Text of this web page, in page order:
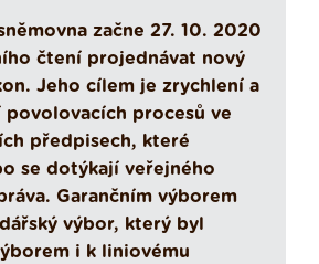
začne 27. 10. 2020
čtení projednávat nový
Jeho cílem je zrychlení a
procesů ve
předpisech, které
se dotýkají veřejného
Garančním výborem
výbor, který byl
i k liniovému